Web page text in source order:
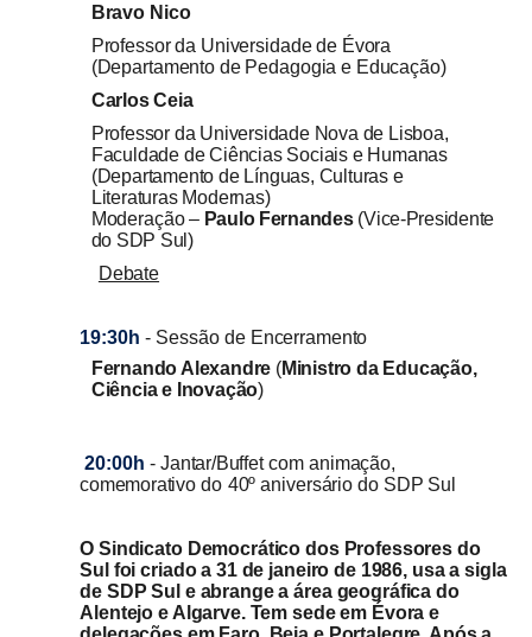
Bravo Nico
Professor da Universidade de Évora
(Departamento de Pedagogia e Educação)
Carlos Ceia
Professor da Universidade Nova de Lisboa,
Faculdade de Ciências Sociais e Humanas
(Departamento de Línguas, Culturas e
Literaturas Modernas)
Moderação – Paulo Fernandes(Vice-Presidente
do SDP Sul)
Debate
19:30h - Sessão de Encerramento
Fernando Alexandre (Ministro da Educação,
Ciência e Inovação)
20:00h - Jantar/Buffet com animação,
comemorativo do 40º aniversário do SDP Sul
O Sindicato Democrático dos Professores do
Sul foi criado a 31 de janeiro de 1986, usa a sigla
de SDP Sul e abrange a área geográfica do
Alentejo e Algarve. Tem sede em Évora e